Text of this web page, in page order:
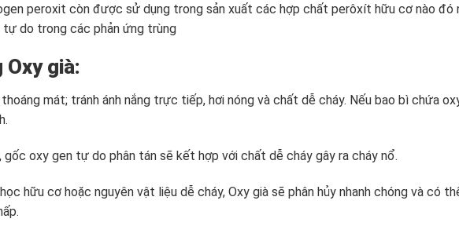
peroxit còn được sử dụng trong sản xuất các hợp chất perôxít hữu cơ nào đó
do trong các phản ứng trùng
Oxy già:
mát; tránh ánh nắng trực tiếp, hơi nóng và chất dễ cháy. Nếu bao bì chứa
gốc oxy gen tự do phân tán sẽ kết hợp với chất dễ cháy gây ra cháy nổ.
hữu cơ hoặc nguyên vật liệu dễ cháy, Oxy già sẽ phân hủy nhanh chóng và có